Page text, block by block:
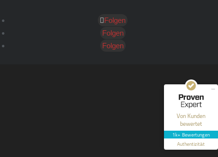
Folgen
Folgen
Folgen
Von Kunden
bewertet
1k+ Bewertungen
Authentizität
Kundenbewertungen und Erfahrungen zu
SEHR GUT
40
Bewertungen auf
ProvenExpert.com
Blick aufs ProvenExpert-Profil werfen